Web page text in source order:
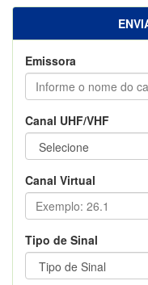
Emissora
Canal UHF/VHF
Canal Virtual
Tipo de Sinal